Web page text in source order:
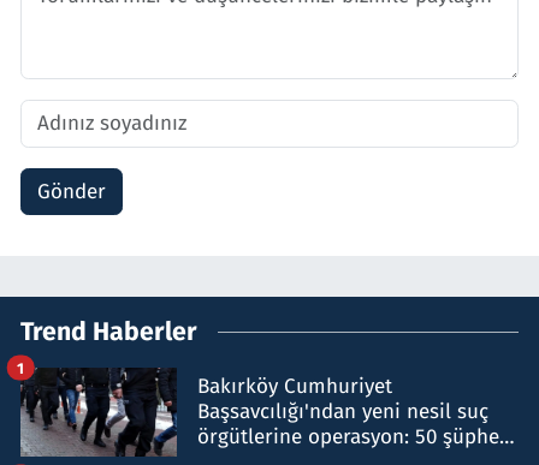
Gönder
Trend Haberler
Bakırköy Cumhuriyet
Başsavcılığı'ndan yeni nesil suç
örgütlerine operasyon: 50 şüpheli
1